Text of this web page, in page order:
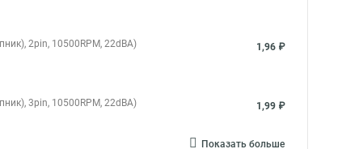
2pin, 10500RPM, 22dBA) 1,96 ₽
3pin, 10500RPM, 22dBA) 1,99 ₽
Показать больше